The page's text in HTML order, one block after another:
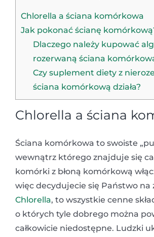
Chlorella a ściana komórkowa
Jak pokonać ścianę
Dlaczego należy kupować
rozerwaną ściana
Czy suplement diety z
ściana komórkową działa?
Chlorella a ściana
Ściana komórkowa to swoiste
wewnątrz którego znajduje się
komórki z błoną komórkową
więc decydujecie się Państwo na
Chlorella, to wszystkie cenne
o których tyle dobrego można
całkowicie niedostępne. Ludzki